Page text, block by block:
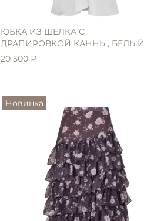
ЮБКА ИЗ ШЕЛКА С
ДРАПИРОВКОЙ КАННЫ, БЕЛЫЙ
20 500 ₽
Новинка